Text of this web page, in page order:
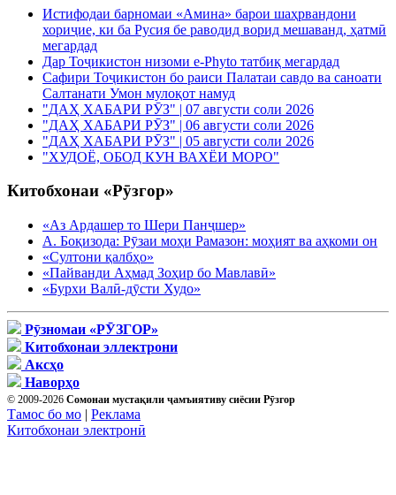
Истифодаи барномаи «Амина» барои шаҳрвандони
хориҷие, ки ба Русия бе раводид ворид мешаванд, ҳатмӣ
мегардад
Дар Тоҷикистон низоми e-Phyto татбиқ мегардад
Сафири Тоҷикистон бо раиси Палатаи савдо ва саноати
Салтанати Умон мулоқот намуд
"ДАҲ ХАБАРИ РӮЗ" | 07 августи соли 2026
"ДАҲ ХАБАРИ РӮЗ" | 06 августи соли 2026
"ДАҲ ХАБАРИ РӮЗ" | 05 августи соли 2026
"ХУДОЁ, ОБОД КУН ВАХЁИ МОРО"
Китобхонаи «Рӯзгор»
«Аз Ардашер то Шери Панҷшер»
А. Боқизода: Рӯзаи моҳи Рамазон: моҳият ва аҳкоми он
«Султони қалбҳо»
«Пайванди Аҳмад Зоҳир бо Мавлавӣ»
«Бурхи Валӣ-дӯсти Худо»
Рӯзномаи «РӮЗГОР»
Китобхонаи эллектрони
Аксҳо
Наворҳо
© 2009-2026 Сомонаи мустақили ҷамъиятиву сиёсии Рӯзгор
Тамос бо мо | Реклама
Китобхонаи электронӣ